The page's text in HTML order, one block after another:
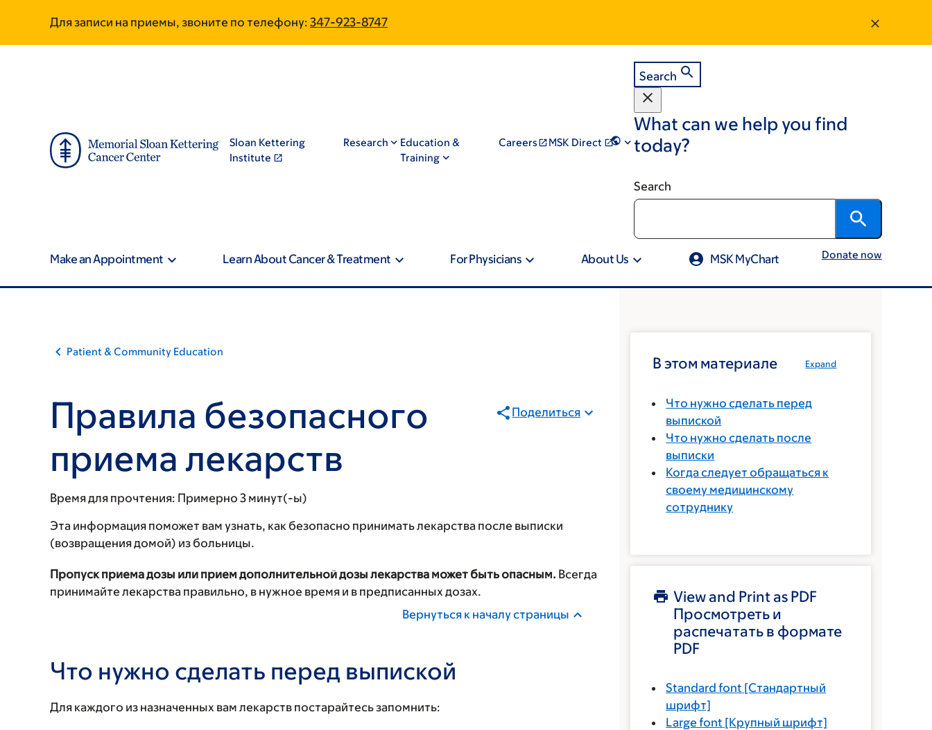
main
footer
Для записи на приемы, звоните по телефону: 347-923-8747
Sloan Kettering
Institute
Research
Education &
Training
Careers MSK Direct
Search
What can we help you find
today?
Search
Make an Appointment Learn About Cancer & Treatment For Physicians About Us MSK MyChart Donate now
Patient & Community Education
Правила безопасного
приема лекарств
Поделиться
Время для прочтения: Примерно 3 минут(-ы)
Эта информация поможет вам узнать, как безопасно принимать лекарства после выписки
(возвращения домой) из больницы.
Пропуск приема дозы или прием дополнительной дозы лекарства может быть опасным. Всегда
принимайте лекарства правильно, в нужное время и в предписанных дозах.
Вернуться к началу страницы
Что нужно сделать перед выпиской
Для каждого из назначенных вам лекарств постарайтесь запомнить:
Expand
В этом материале
Что нужно сделать перед
выпиской
Что нужно сделать после
выписки
Когда следует обращаться к
своему медицинскому
сотруднику
View and Print as PDF
Просмотреть и
распечатать в формате
PDF
Standard font [Стандартный
шрифт]
Large font [Крупный шрифт]